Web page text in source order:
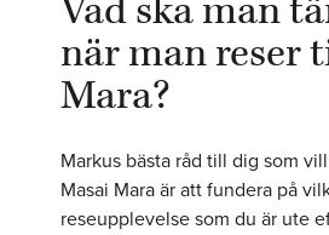
Vad ska man
när man reser
Mara?
Markus bästa råd till dig som
Masai Mara är att fundera på
reseupplevelse som du är ute